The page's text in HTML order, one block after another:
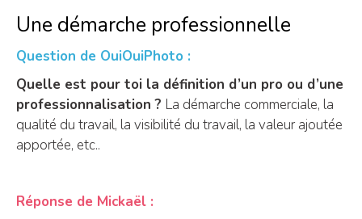
Une démarche professionnelle
Question de OuiOuiPhoto :
Quelle est pour toi la définition d’un pro ou d’une
professionnalisation ? La démarche commerciale, la
qualité du travail, la visibilité du travail, la valeur ajoutée
apportée, etc..
Réponse de Mickaël :